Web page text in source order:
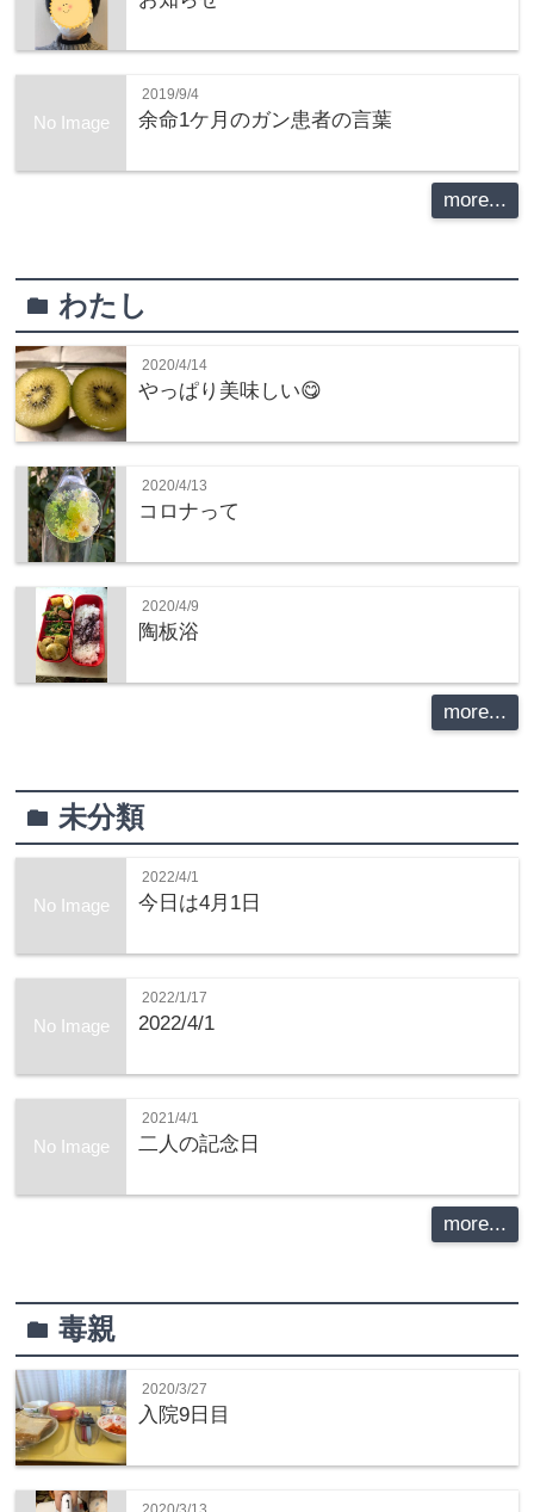
No Image
2019/9/4
余命1ケ月のガン患者の言葉
more...
folderわたし
2020/4/14
やっぱり美味しい😋
2020/4/13
コロナって
2020/4/9
陶板浴
more...
folder未分類
No Image
2022/4/1
今日は4月1日
No Image
2022/1/17
2022/4/1
No Image
2021/4/1
二人の記念日
more...
folder毒親
2020/3/27
入院9日目